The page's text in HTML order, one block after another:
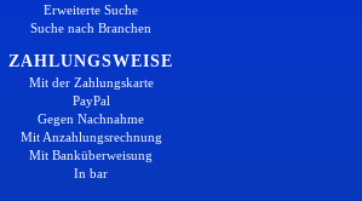
Erweiterte Suche
Suche nach Branchen
ZAHLUNGSWEISE
Mit der Zahlungskarte
PayPal
Gegen Nachnahme
Mit Anzahlungsrechnung
Mit Banküberweisung
In bar